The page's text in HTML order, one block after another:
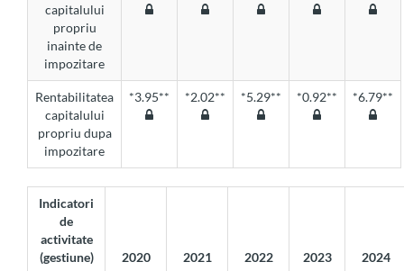
capitalului
propriu
inainte de
impozitare
Rentabilitatea
capitalului
propriu dupa
impozitare
*3.95** *2.02** *5.29** *0.92** *6.79**
Indicatori
de
activitate
(gestiune)
2020 2021 2022 2023 2024